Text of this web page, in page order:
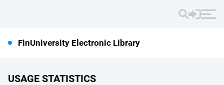
FinUniversity Electronic Library
USAGE STATISTICS